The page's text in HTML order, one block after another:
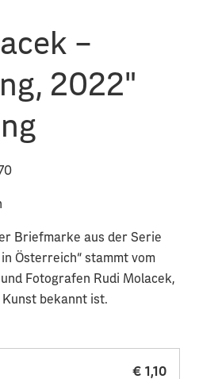
–
2022"
Briefmarke aus der Serie
Österreich“ stammt vom
Fotografen Rudi Molacek,
bekannt ist.
€ 1,10